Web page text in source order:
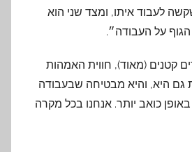
לעבוד איתו, ומצד שני הוא
על העבודה״.
קטנים (מאוד), חווית האמהות
גם היא, והיא מבטיחה שבעבודה
כואב יותר. אנחנו בכל מקרה